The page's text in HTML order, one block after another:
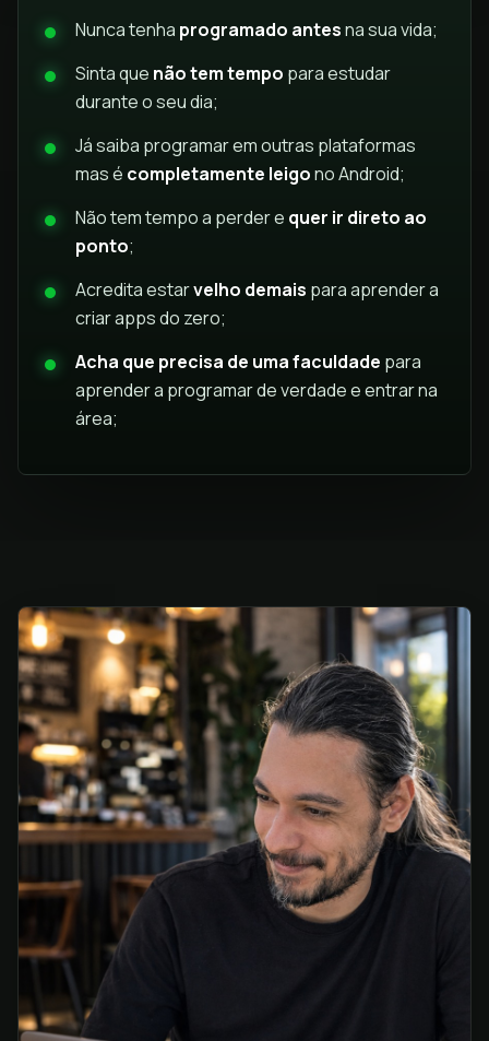
Nunca tenha programado antesna sua vida;
Sinta que não tem tempo para estudar
durante o seu dia;
Já saiba programar em outras plataformas
mas é completamente leigono Android;
Não tem tempo a perder e quer ir direto ao
ponto;
Acredita estarvelho demais para aprender a
criar apps do zero;
Acha que precisa de uma faculdade para
aprender a programar de verdade e entrar na
área;